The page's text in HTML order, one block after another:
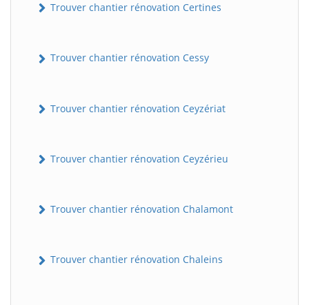
Trouver chantier rénovation Certines
Trouver chantier rénovation Cessy
Trouver chantier rénovation Ceyzériat
Trouver chantier rénovation Ceyzérieu
Trouver chantier rénovation Chalamont
Trouver chantier rénovation Chaleins